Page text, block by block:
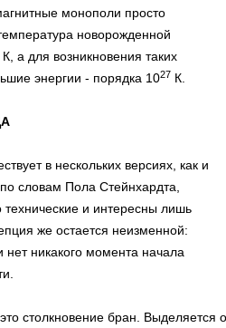
монополи просто
новорожденной
К, а для возникновения таких
энергии - порядка 1027 К.
в нескольких версиях, как и
словам Пола Стейнхардта,
и интересны лишь
же остается неизменной:
никакого момента начала
столкновение бран. Выделяется